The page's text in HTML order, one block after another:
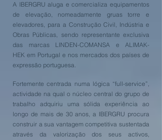
A IBERGRU aluga e comercializa equipamentos
de elevação, nomeadamente gruas torre e
elevadores, para a Construção Civil, Indústria e
Obras Públicas, sendo representante exclusiva
das marcas LINDEN-COMANSA e ALIMAK-
HEK em Portugal e nos mercados dos países de
expressão portuguesa.
Fortemente centrada numa lógica “full-service”,
actividade na qual o núcleo central do grupo de
trabalho adquiriu uma sólida experiência ao
longo de mais de 30 anos, a IBERGRU procura
construir a sua vantagem competitiva sustentada
através da valorização dos seus activos,